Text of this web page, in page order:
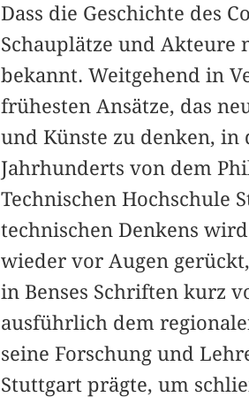
Dass die Geschichte des
Schauplätze und Akteure
bekannt. Weitgehend in
frühesten Ansätze, das
und Künste zu denken, in
Jahrhunderts von dem
Technischen Hochschule
technischen Denkens
wieder vor Augen
in Benses Schriften kurz
ausführlich dem
seine Forschung und
Stuttgart prägte, um